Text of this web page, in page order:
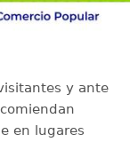
y ante
en lugares